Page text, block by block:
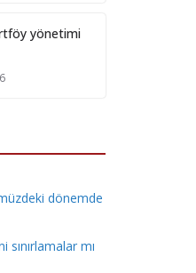
yönetimi
dönemde
mı